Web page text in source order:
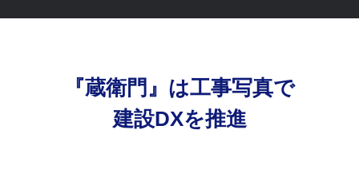
『蔵衛門』は工事写真で
建設DXを推進